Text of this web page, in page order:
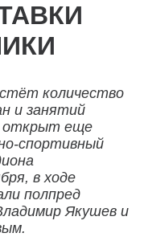
количество
и занятий
открыт еще
спортивный
в ходе
полпред
Якушев и